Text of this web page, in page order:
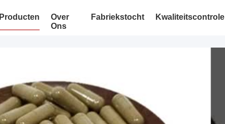
Producten
Over
Ons
Fabriekstocht Kwaliteitscontrole